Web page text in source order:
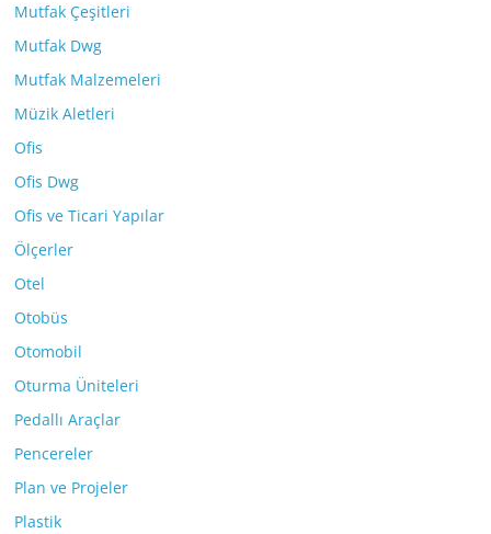
Mutfak Çeşitleri
Mutfak Dwg
Mutfak Malzemeleri
Müzik Aletleri
Ofis
Ofis Dwg
Ofis ve Ticari Yapılar
Ölçerler
Otel
Otobüs
Otomobil
Oturma Üniteleri
Pedallı Araçlar
Pencereler
Plan ve Projeler
Plastik